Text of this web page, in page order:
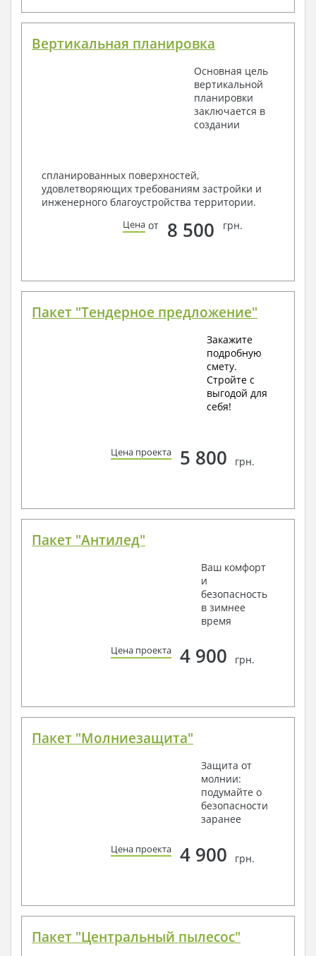
Вертикальная планировка
Основная цель
вертикальной
планировки
заключается в
создании
спланированных поверхностей,
удовлетворяющих требованиям застройки и
инженерного благоустройства территории.
Цена от 8 500 грн.
Пакет "Тендерное предложение"
Закажите
подробную
смету.
Стройте с
выгодой для
себя!
Цена проекта 5 800 грн.
Пакет "Антилед"
Ваш комфорт
и
безопасность
в зимнее
время
Цена проекта 4 900 грн.
Пакет "Молниезащита"
Защита от
молнии:
подумайте о
безопасности
заранее
Цена проекта 4 900 грн.
Пакет "Центральный пылесос"